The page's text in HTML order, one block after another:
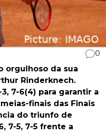
0
orgulhoso da sua
Rinderknech.
7-6(4) para garantir a
finais das Finais
do triunfo de
7-5, 7-5 frente a